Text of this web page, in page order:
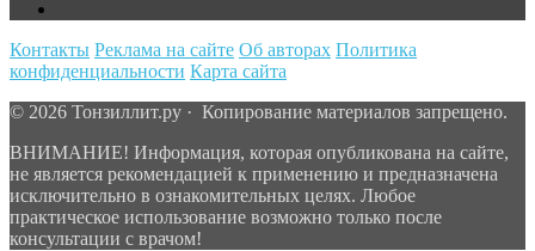
Контакты Реклама на сайте Об авторах Политика
конфиденциальности Карта сайта
© 2026 Тонзиллит.ру · Копирование материалов запрещено.
ВНИМАНИЕ! Информация, которая опубликована на сайте,
не является рекомендацией к применению и предназначена
исключительно в ознакомительных целях. Любое
практическое использование возможно только после
консультации с врачом!